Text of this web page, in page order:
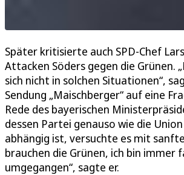
Später kritisierte auch SPD-Chef
Attacken Söders gegen die Grünen.
sich nicht in solchen Situationen“,
Sendung „Maischberger“ auf eine
Rede des bayerischen
dessen Partei genauso wie die
abhängig ist, versuchte es mit
brauchen die Grünen, ich bin immer
umgegangen“, sagte er.